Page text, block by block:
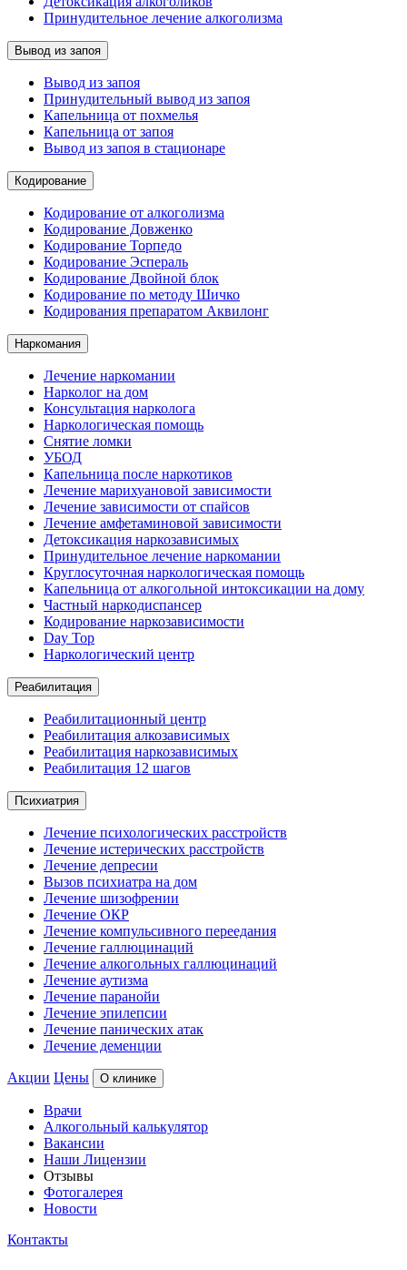
Принудительное лечение алкоголизма
Вывод из запоя
Вывод из запоя
Принудительный вывод из запоя
Капельница от похмелья
Капельница от запоя
Вывод из запоя в стационаре
Кодирование
Кодирование от алкоголизма
Кодирование Довженко
Кодирование Торпедо
Кодирование Эспераль
Кодирование Двойной блок
Кодирование по методу Шичко
Кодирования препаратом Аквилонг
Наркомания
Лечение наркомании
Нарколог на дом
Консультация нарколога
Наркологическая помощь
Снятие ломки
УБОД
Капельница после наркотиков
Лечение марихуановой зависимости
Лечение зависимости от спайсов
Лечение амфетаминовой зависимости
Детоксикация наркозависимых
Принудительное лечение наркомании
Круглосуточная наркологическая помощь
Капельница от алкогольной интоксикации на дому
Частный наркодиспансер
Кодирование наркозависимости
Day Top
Наркологический центр
Реабилитация
Реабилитационный центр
Реабилитация алкозависимых
Реабилитация наркозависимых
Реабилитация 12 шагов
Психиатрия
Лечение психологических расстройств
Лечение истерических расстройств
Лечение депресии
Вызов психиатра на дом
Лечение шизофрении
Лечение ОКР
Лечение компульсивного переедания
Лечение галлюцинаций
Лечение алкогольных галлюцинаций
Лечение аутизма
Лечение паранойи
Лечение эпилепсии
Лечение панических атак
Лечение деменции
Акции Цены О клинике
Врачи
Алкогольный калькулятор
Вакансии
Наши Лицензии
Отзывы
Фотогалерея
Новости
Контакты